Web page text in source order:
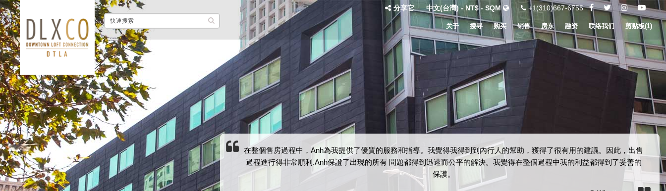
分享它 中文(台灣) - NT$ - SQM +1(310)667-6755
关于 搜寻 购买 销售 房东 融资 联络我们 剪贴板(1)
在整個售房過程中，Anh為我提供了優質的服務和指導。我覺得我得到到內行人的幫助，獲得了很有用的建議。因此，出售
過程進行得非常順利.Anh保證了出現的所有 問題都得到迅速而公平的解決。我覺得在整個過程中我的利益都得到了妥善的
保護。